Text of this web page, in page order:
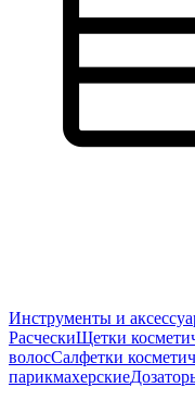
Инструменты и
РасческиЩетки
волосСалфетки
парикмахерские